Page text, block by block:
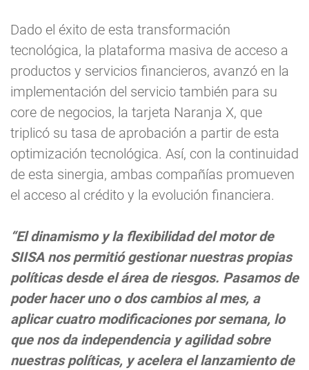
Dado el éxito de esta transformación
tecnológica, la plataforma masiva de acceso a
productos y servicios financieros, avanzó en la
implementación del servicio también para su
core de negocios, la tarjeta Naranja X, que
triplicó su tasa de aprobación a partir de esta
optimización tecnológica. Así, con la continuidad
de esta sinergia, ambas compañías promueven
el acceso al crédito y la evolución financiera.
“El dinamismo y la flexibilidad del motor de
SIISA nos permitió gestionar nuestras propias
políticas desde el área de riesgos. Pasamos de
poder hacer uno o dos cambios al mes, a
aplicar cuatro modificaciones por semana, lo
que nos da independencia y agilidad sobre
nuestras políticas, y acelera el lanzamiento de